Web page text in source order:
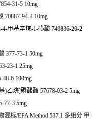
31-5 10mg
70887-94-4 10mg
甲基辛烷-1-磺酸 749836-20-2
377-73-1 50mg
23-1 25mg
48-6 100mg
)乙烷]磷酸酯 57678-03-2 5mg
77-3 5mg
标/EPA Method 537.1 多组分 甲